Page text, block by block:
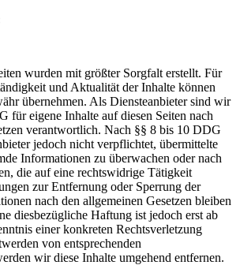
wurden mit größter Sorgfalt erstellt. Für
und Aktualität der Inhalte können
übernehmen. Als Diensteanbieter sind wir
für eigene Inhalte auf diesen Seiten nach
verantwortlich. Nach §§ 8 bis 10 DDG
jedoch nicht verpflichtet, übermittelte
Informationen zu überwachen oder nach
die auf eine rechtswidrige Tätigkeit
zur Entfernung oder Sperrung der
nach den allgemeinen Gesetzen bleiben
diesbezügliche Haftung ist jedoch erst ab
einer konkreten Rechtsverletzung
von entsprechenden
wir diese Inhalte umgehend entfernen.